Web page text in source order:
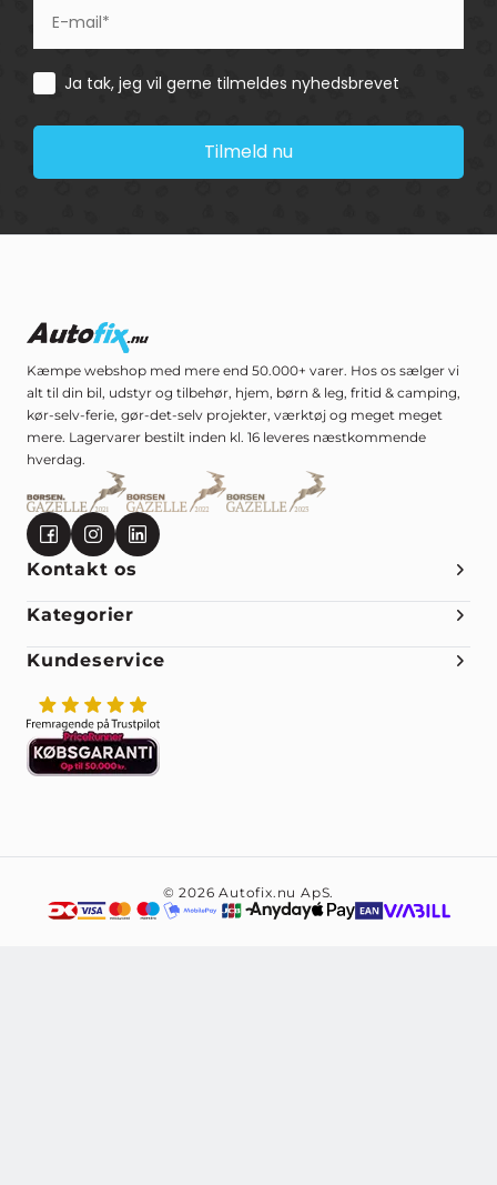
Consent
Ja tak, jeg vil gerne tilmeldes nyhedsbrevet
Tilmeld nu
Kæmpe webshop med mere end 50.000+ varer. Hos os sælger vi
alt til din bil, udstyr og tilbehør, hjem, børn & leg, fritid & camping,
kør-selv-ferie, gør-det-selv projekter, værktøj og meget meget
mere. Lagervarer bestilt inden kl. 16 leveres næstkommende
hverdag.
Kontakt os
Kategorier
Kundeservice
© 2026 Autofix.nu ApS.